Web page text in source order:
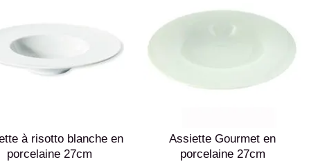
à risotto blanche en
porcelaine 27cm
Assiette Gourmet en
porcelaine 27cm